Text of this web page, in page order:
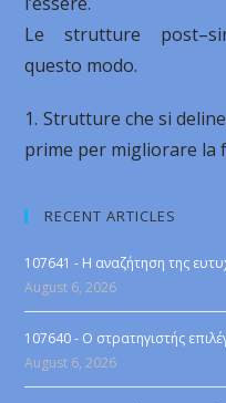
Le strutture
questo modo.
1. Strutture che si
prime per migliorare la
RECENT ARTICLES
107641 - Η αναζήτηση της
August 6, 2026
107640 - Ο στρατηγιστής
August 6, 2026